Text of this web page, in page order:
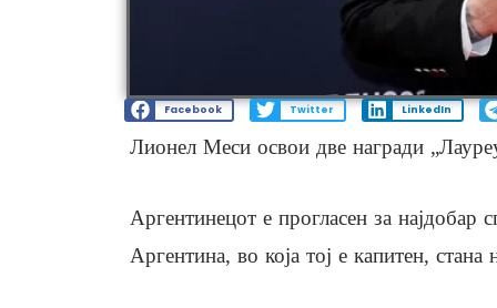
Facebook Twitter LinkedIn
Лионел Меси освои две награди
Аргентинецот е прогласен за најдобар
Аргентина, во која тој е капитен, стана